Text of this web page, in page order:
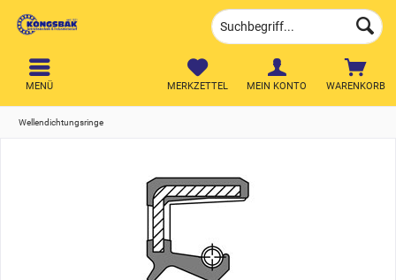
WARENKORB
MERKZETTEL MEIN KONTO
MENÜ
Wellendichtungsringe